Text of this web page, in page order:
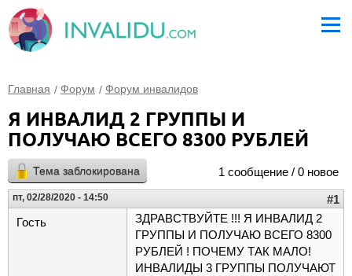
Главная Форум Форум инвалидов
Я ИНВАЛИД 2 ГРУППЫ И
ПОЛУЧАЮ ВСЕГО 8300 РУБЛЕЙ
1 сообщение / 0 новое
Тема заблокирована
пт, 02/28/2020 - 14:50
#1
Гость
ЗДРАВСТВУЙТЕ !!! Я ИНВАЛИД 2
ГРУППЫ И ПОЛУЧАЮ ВСЕГО 8300
РУБЛЕЙ ! ПОЧЕМУ ТАК МАЛО!
ИНВАЛИДЫ 3 ГРУППЫ ПОЛУЧАЮТ